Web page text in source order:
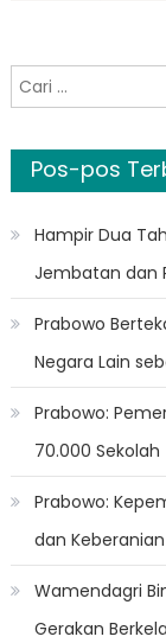
Cari
untuk:
Pos-pos
Hampir Dua
Jembatan dan
Prabowo
Negara Lain
Prabowo:
70.000 Sekolah
Prabowo:
dan Keberanian
Wamendagri
Gerakan